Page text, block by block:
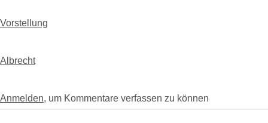
Vorstellung
Albrecht
Anmelden, um Kommentare verfassen zu können